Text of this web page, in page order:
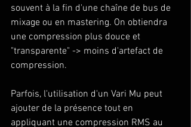
souvent à la fin d'une chaîne de bus de
mixage ou en mastering. On obtiendra
une compression plus douce et
"transparente" -> moins d'artefact de
compression.
Parfois, l'utilisation d'un Vari Mu peut
ajouter de la présence tout en
appliquant une compression RMS au